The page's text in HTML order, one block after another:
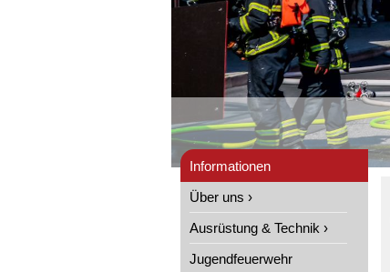
Informationen
Über uns ›
Ausrüstung & Technik ›
Jugendfeuerwehr